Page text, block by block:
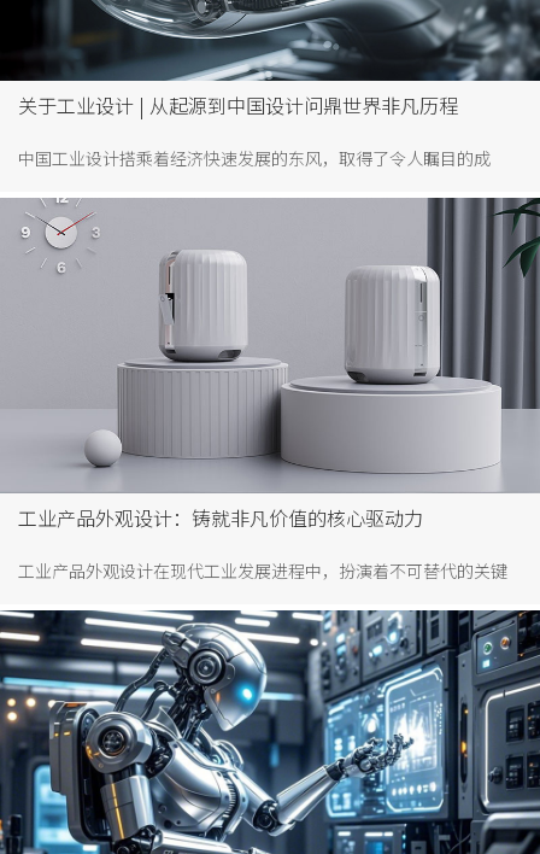
关于工业设计 | 从起源到中国设计问鼎世界非凡历程
中国工业设计搭乘着经济快速发展的东风，取得了令人瞩目的成
前沿阵地。在这里，一大批具有世界影响力的优秀设计公司如雨后
春笋般涌现，它们的设计作品遍布全球，彰显了中国工业设计的实
力与创新精神，甚至在国际舞台上占据了领先地位
工业产品外观设计：铸就非凡价值的核心驱动力
工业产品外观设计在现代工业发展进程中，扮演着不可替代的关键
卖点、精心构筑品牌形象以及显著提升产品价值，助力工业产品在
激烈的市场竞争中站稳脚跟，开拓广阔天地。展望未来，随着消费
者对产品品质和个性化需求的持续攀升，工业产品外观设计必将成
为企业实现创新发展、提升核心竞争力的关键驱动力，推动整个工
业领域向着更高层次、更具创新活力的方向不断迈进。